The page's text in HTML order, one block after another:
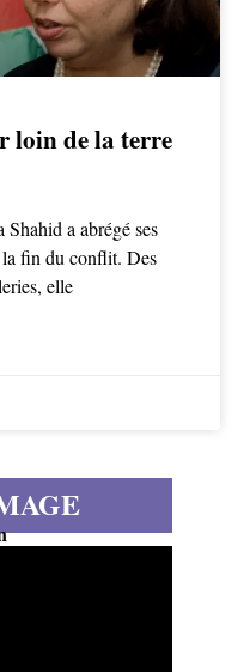
de la terre
a abrégé ses
la fin du conflit. Des
elle